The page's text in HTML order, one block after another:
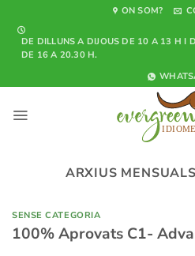
content
ON SOM?
DE DILLUNS A DIJOUS DE 10 A 13 H I
DE 16 A 20.30 H.
ARXIUS
SENSE CATEGORIA
100% Aprovats C1-